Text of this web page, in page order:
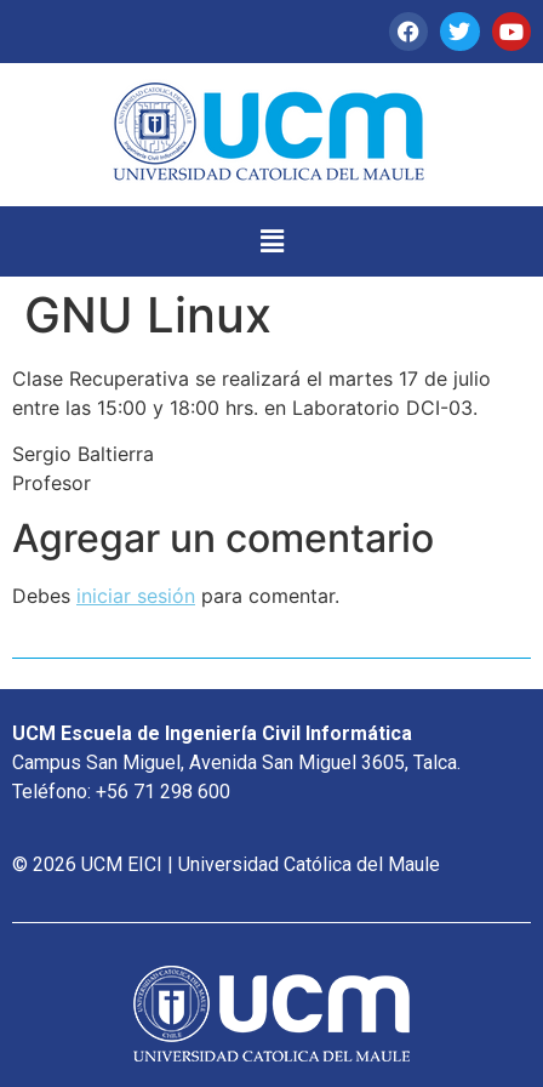
GNU Linux
Clase Recuperativa se realizará el martes 17 de julio
entre las 15:00 y 18:00 hrs. en Laboratorio DCI-03.
Sergio Baltierra
Profesor
Agregar un comentario
Debes iniciar sesión para comentar.
UCM Escuela de Ingeniería Civil Informática
Campus San Miguel, Avenida San Miguel 3605, Talca.
Teléfono: +56 71 298 600
© 2026 UCM EICI | Universidad Católica del Maule